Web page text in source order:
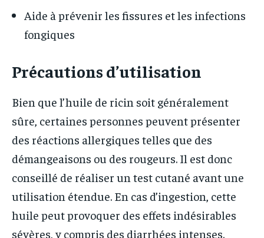
Aide à prévenir les fissures et les infections
fongiques
Précautions d’utilisation
Bien que l’huile de ricin soit généralement
sûre, certaines personnes peuvent présenter
des réactions allergiques telles que des
démangeaisons ou des rougeurs. Il est donc
conseillé de réaliser un test cutané avant une
utilisation étendue. En cas d’ingestion, cette
huile peut provoquer des effets indésirables
sévères, y compris des diarrhées intenses.